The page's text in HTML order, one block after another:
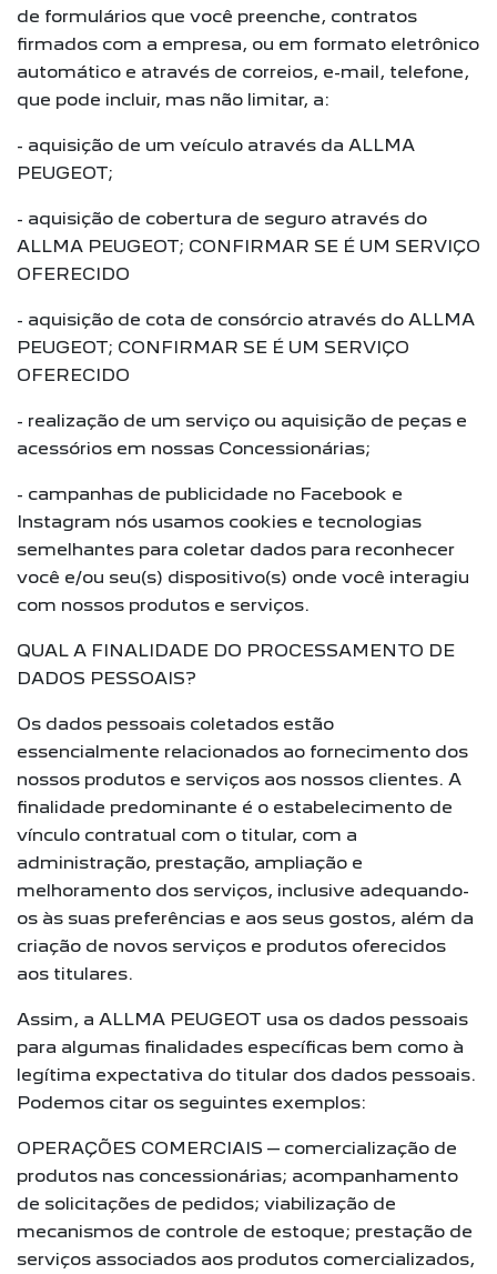
de formulários que você preenche, contratos
firmados com a empresa, ou em formato eletrônico
automático e através de correios, e-mail, telefone,
que pode incluir, mas não limitar, a:
- aquisição de um veículo através da ALLMA
PEUGEOT;
- aquisição de cobertura de seguro através do
ALLMA PEUGEOT; CONFIRMAR SE É UM SERVIÇO
OFERECIDO
- aquisição de cota de consórcio através do ALLMA
PEUGEOT; CONFIRMAR SE É UM SERVIÇO
OFERECIDO
- realização de um serviço ou aquisição de peças e
acessórios em nossas Concessionárias;
- campanhas de publicidade no Facebook e
Instagram nós usamos cookies e tecnologias
semelhantes para coletar dados para reconhecer
você e/ou seu(s) dispositivo(s) onde você interagiu
com nossos produtos e serviços.
QUAL A FINALIDADE DO PROCESSAMENTO DE
DADOS PESSOAIS?
Os dados pessoais coletados estão
essencialmente relacionados ao fornecimento dos
nossos produtos e serviços aos nossos clientes. A
finalidade predominante é o estabelecimento de
vínculo contratual com o titular, com a
administração, prestação, ampliação e
melhoramento dos serviços, inclusive adequando-
os às suas preferências e aos seus gostos, além da
criação de novos serviços e produtos oferecidos
aos titulares.
Assim, a ALLMA PEUGEOT usa os dados pessoais
para algumas finalidades específicas bem como à
legítima expectativa do titular dos dados pessoais.
Podemos citar os seguintes exemplos:
OPERAÇÕES COMERCIAIS – comercialização de
produtos nas concessionárias; acompanhamento
de solicitações de pedidos; viabilização de
mecanismos de controle de estoque; prestação de
serviços associados aos produtos comercializados,